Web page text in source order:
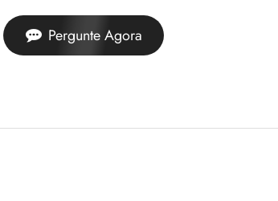
Pergunte Agora